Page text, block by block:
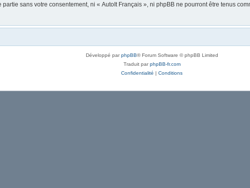
sans votre consentement, ni « AutoIt Français », ni phpBB ne pourront être tenus
Développé parphpBB® Forum Software © phpBB Limited
Traduit parphpBB-fr.com
Confidentialité | Conditions